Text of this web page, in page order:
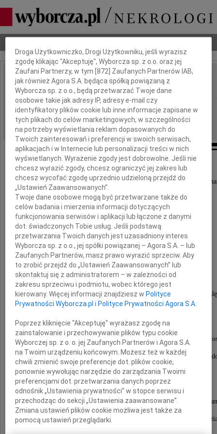
IMIĘ I NAZWISKO: Janusz Turowski
REGION: Łódź
DATA EMISJI: 30.11.2020
Ze smutkiem zawiadamiamy,
e dnia 18 listopada 2020 roku w wieku 93 lat
Prof. dr hab. inż.
Janusz Turowski
Wybitny specjalista i autorytet na światową skalę
w zakresie inżynierii elektrycznej.
Były Prorektor Politechniki Łódzkiej,
Dziekan Wydziału Elektrycznego,
Doktor Honoris Causa Uniwersytetu w Pawii we
Jeden z założycieli Centrum Kształcenia
(IFE) w Politechnice Łódzkiej.
Znakomity pedagog i wychowawca
wielu pokoleń studentów i doktorantów,
zapalony podróżnik i żeglarz. Sybirak i
Odszedł od nas kochany Mąż, Tata, Dziadek i
Dbamy o Twoją prywatność
Droga Użytkowniczko, Drogi Użytkowniku, jeśli wyrazisz
zgodę klikając "Akceptuję", Wyborcza sp. z o.o. oraz jej
Zaufani Partnerzy, w tym [872] Zaufanych Partnerów IAB,
jak również Agora S.A. będąca spółką powiązaną z
Wyborcza sp. z o.o., będą przetwarzać Twoje dane
osobowe takie jak adresy IP, adresy e-mail czy
identyfikatory plików cookie lub inne informacje zapisane w
tych plikach do celów marketingowych, w szczególności
na potrzeby wyświetlania reklam dopasowanych do
Twoich zainteresowań i preferencji w swoich serwisach,
aplikacjach i w Internecie lub personalizacji treści w nich
wyświetlanych. Wyrażenie zgody jest dobrowolne. Jeśli nie
chcesz wyrazić zgody, chcesz ograniczyć jej zakres lub
chcesz wycofać zgodę uprzednio udzieloną przejdź do
„Ustawień Zaawansowanych”.
Twoje dane osobowe mogą być przetwarzane także do
celów badania i mierzenia informacji dotyczących
funkcjonowania serwisów i aplikacji lub łączone z danymi
dot. świadczonych Tobie usług. Jeśli podstawą
przetwarzania Twoich danych jest uzasadniony interes
Wyborcza sp. z o.o., jej spółki powiązanej – Agora S.A. – lub
Zaufanych Partnerów, masz prawo wyrazić sprzeciw. Aby
to zrobić przejdź do „Ustawień Zaawansowanych” lub
skontaktuj się z administratorem – w zależności od
zakresu sprzeciwu i podmiotu, wobec którego jest
kierowany. Więcej informacji znajdziesz wPolityce
Prywatności Wyborcza.pl iPolityce Prywatności Agora S.A.
Poprzez kliknięcie "Akceptuję" wyrażasz zgodę na
zainstalowanie i przechowywanie plików typu cookie
Wyborczej sp. z o. o. jej Zaufanych Partnerów i Agora S.A.
na Twoim urządzeniu końcowym. Możesz też w każdej
chwili zmienić swoje preferencje dot. plików cookie,
ponownie wywołując narzędzie do zarządzania Twoimi
preferencjami dot. przetwarzania danych poprzez
odnośnik „Ustawienia prywatności” w stopce serwisu i
przechodząc do sekcji „Ustawienia zaawansowane”.
Zmiana ustawień plików cookie możliwa jest także za
pomocą ustawień przeglądarki.